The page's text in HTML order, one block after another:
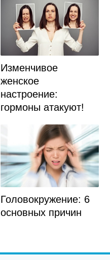
Изменчивое
женское
настроение:
гормоны атакуют!
Головокружение: 6
основных причин